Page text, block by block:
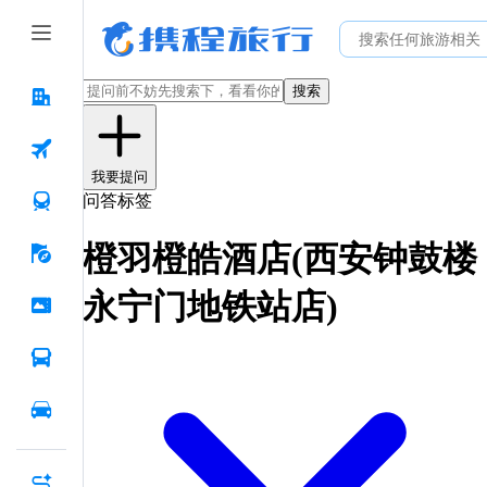
搜索
我要提问
问答标签
橙羽橙皓酒店(西安钟鼓楼
永宁门地铁站店)